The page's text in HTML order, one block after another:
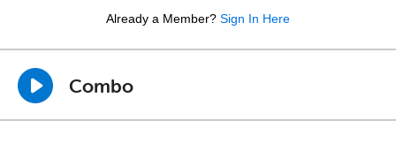
Already a Member? Sign In Here
Combo